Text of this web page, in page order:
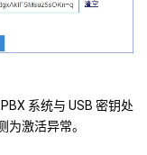
系统与 USB 密钥处
为激活异常。